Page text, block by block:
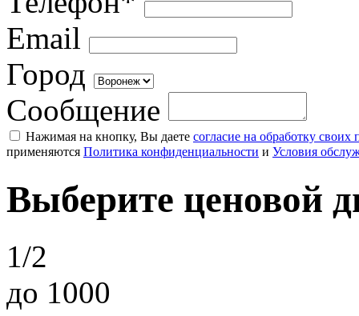
Email
Город
Сообщение
Нажимая на кнопку, Вы даете согласие на обработку
применяются Политика конфиденциальности и Условия
Выберите ценовой
1/2
до 1000